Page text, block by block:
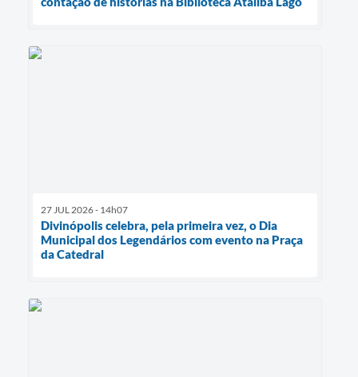
27 JUL 2026 - 14h07
Divinópolis celebra, pela primeira vez, o Dia
Municipal dos Legendários com evento na Praça
da Catedral